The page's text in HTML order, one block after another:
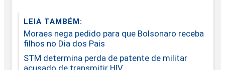
LEIA TAMBÉM:
Moraes nega pedido para que Bolsonaro receba
filhos no Dia dos Pais
STM determina perda de patente de militar